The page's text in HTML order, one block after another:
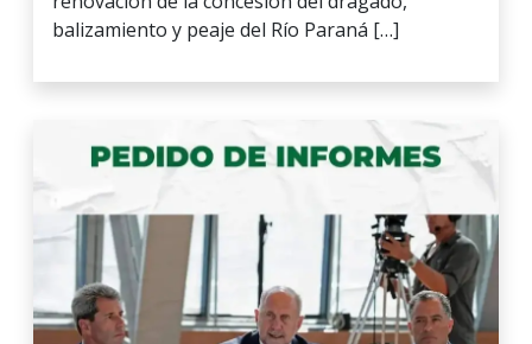
balizamiento y peaje del Río Paraná […]